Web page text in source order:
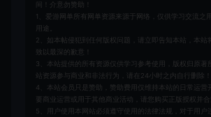
间！介意勿赞助！
1、爱游网单所有网单资源来源于网络，仅供学习交流之
用途。
2、如本帖侵犯到任何版权问题，请立即告知本站，本站
致以最深的歉意！
3、本站提供的所有资源仅供学习参考使用，版权归原著
站资源参与商业和非法行为，请在24小时之内自行删除！
4、本站会员只是赞助，赞助费用仅维持本站的日常运营
要商业运营或用于其他商业活动，请您购买正版授权并合
5、用户使用本网站必须遵守使用的法律法规，对于用户